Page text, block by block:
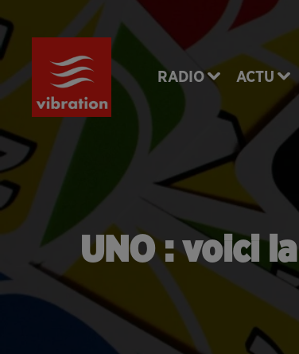
RADIO ACTU
UNO : voici